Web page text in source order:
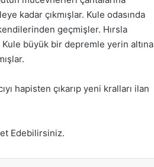
kadar çıkmışlar. Kule odasında
geçmişler. Hırsla
büyük bir depremle yerin altına
hapisten çıkarıp yeni kralları ilan
Edebilirsiniz.